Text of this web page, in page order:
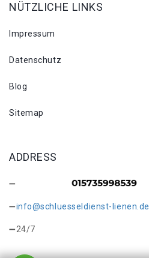
NÜTZLICHE LINKS
Impressum
Datenschutz
Blog
Sitemap
ADDRESS
info@schluesseldienst-lienen.de
24/7